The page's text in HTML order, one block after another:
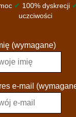
✔ 100% dyskrecji
uczciwości
(wymagane)
e-mail